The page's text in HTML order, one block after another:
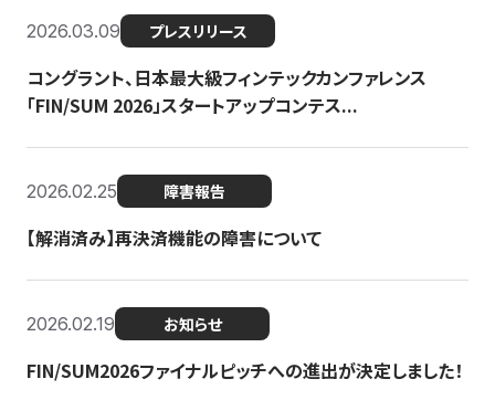
2026.03.09 プレスリリース
コングラント、日本最大級フィンテックカンファレンス
「FIN/SUM 2026」スタートアップコンテス...
2026.02.25 障害報告
【解消済み】再決済機能の障害について
2026.02.19 お知らせ
FIN/SUM2026ファイナルピッチへの進出が決定しました！